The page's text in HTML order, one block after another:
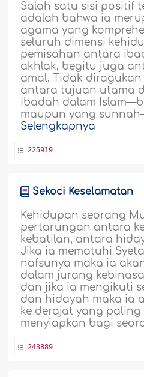
Salah satu sisi positif
adalah bahwa ia
agama yang
seluruh dimensi
pemisahan antara
akhlak, begitu juga
amal. Tidak
antara tujuan utama
ibadah dalam
maupun yang
Selengkapnya
225919
Sekoci Keselamatan
Kehidupan seorang
pertarungan antara
kebatilan, antara
Jika ia mematuhi
nafsunya maka ia
dalam jurang
dan jika ia mengikuti
dan hidayah maka ia
ke derajat yang
menyiapkan bagi
243889